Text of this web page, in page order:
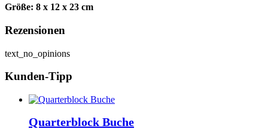
Größe: 8 x 12 x 23 cm
Rezensionen
text_no_opinions
Kunden-Tipp
Quarterblock Buche